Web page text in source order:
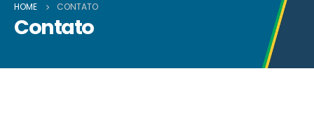
HOME CONTATO
Contato